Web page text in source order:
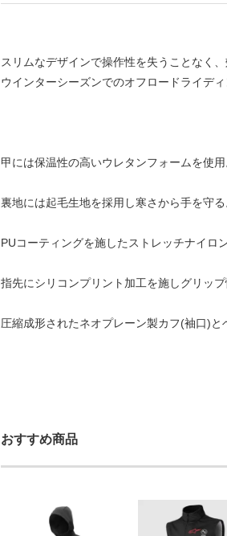
スリムなデザインで操作性を失うことなく
ウインターシーズンでのオフロードライデ
甲には保温性の高いウレタンフォームを使用
裏地には起毛生地を採用し寒さから手を守る
PUコーティングを施したストレッチナイロ
指先にシリコンプリント加工を施しグリップ
圧縮成形されたネオプレーン製カフ(袖口)と
おすすめ商品